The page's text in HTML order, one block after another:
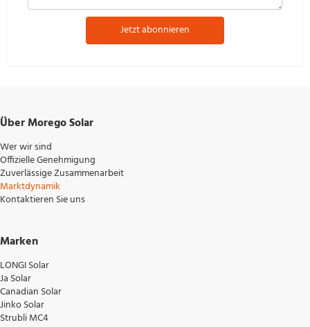
Jetzt abonnieren
Über Morego Solar
Wer wir sind
Offizielle Genehmigung
Zuverlässige Zusammenarbeit
Marktdynamik
Kontaktieren Sie uns
Marken
LONGI Solar
Ja Solar
Canadian Solar
Jinko Solar
Strubli MC4